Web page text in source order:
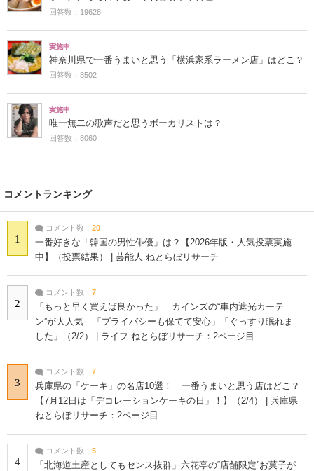
回答数：19628
実施中
神奈川県で一番うまいと思う「横浜家系ラーメン店」はどこ？
回答数：8502
実施中
唯一無二の歌声だと思うボーカリストは？
回答数：8060
コメントランキング
1
コメント数： 20
一番好きな「韓国の男性俳優」は？【2026年版・人気投票実施
中】（投票結果） | 芸能人 ねとらぼリサーチ
2
コメント数： 7
「もっと早く買えば良かった」 カインズの“車内遮光カーテ
ン”が大人気 「プライバシーも保てて安心」「ぐっすり眠れま
した」（2/2） | ライフ ねとらぼリサーチ：2ページ目
3
コメント数： 7
兵庫県の「ケーキ」の名店10選！ 一番うまいと思う店はどこ？
【7月12日は「デコレーションケーキの日」！】（2/4） | 兵庫県
ねとらぼリサーチ：2ページ目
4
コメント数： 5
「北海道土産としてもセンス抜群」六花亭の“店舗限定”お菓子が